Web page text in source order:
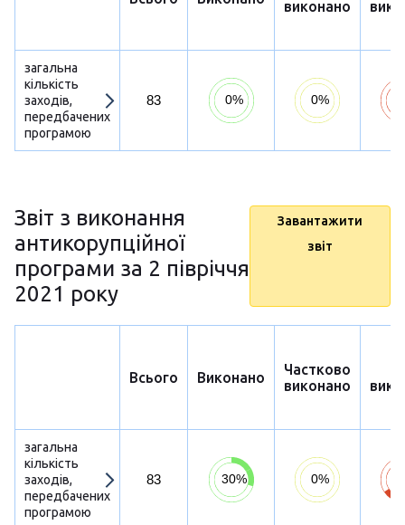
виконано
загальна
кількість
заходів,
передбачених
програмою
83
Звіт з виконання
антикорупційної
програми за 2 півріччя
2021 року
Завантажити
звіт
Всього Виконано
Частково
виконано
загальна
кількість
заходів,
передбачених
програмою
83